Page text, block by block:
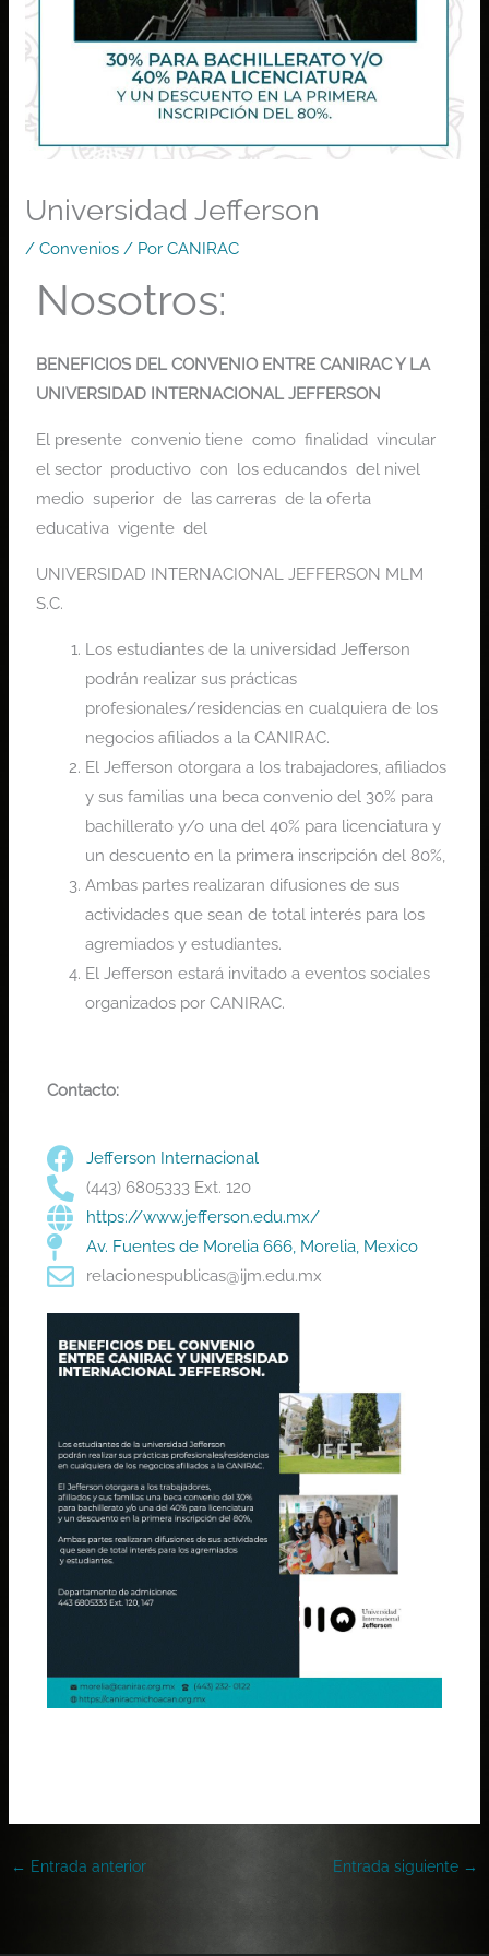
Universidad Jefferson
/Convenios / PorCANIRAC
Nosotros:
BENEFICIOS DEL CONVENIO ENTRE CANIRAC Y LA
UNIVERSIDAD INTERNACIONAL JEFFERSON
El presente convenio tiene como finalidad vincular
el sector productivo con los educandos del nivel
medio superior de las carreras de la oferta
educativa vigente del
UNIVERSIDAD INTERNACIONAL JEFFERSON MLM
S.C.
Los estudiantes de la universidad Jefferson
podrán realizar sus prácticas
profesionales/residencias en cualquiera de los
negocios afiliados a la CANIRAC.
El Jefferson otorgara a los trabajadores, afiliados
y sus familias una beca convenio del 30% para
bachillerato y/o una del 40% para licenciatura y
un descuento en la primera inscripción del 80%,
Ambas partes realizaran difusiones de sus
actividades que sean de total interés para los
agremiados y estudiantes.
El Jefferson estará invitado a eventos sociales
organizados por CANIRAC.
Contacto:
Jefferson Internacional
(443) 6805333 Ext. 120
https://www.jefferson.edu.mx/
Av. Fuentes de Morelia 666, Morelia, Mexico
relacionespublicas@ijm.edu.mx
← Entrada anterior Entrada siguiente →